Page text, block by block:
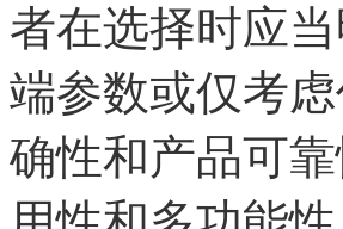
者在选择时应
端参数或仅考
确性和产品可